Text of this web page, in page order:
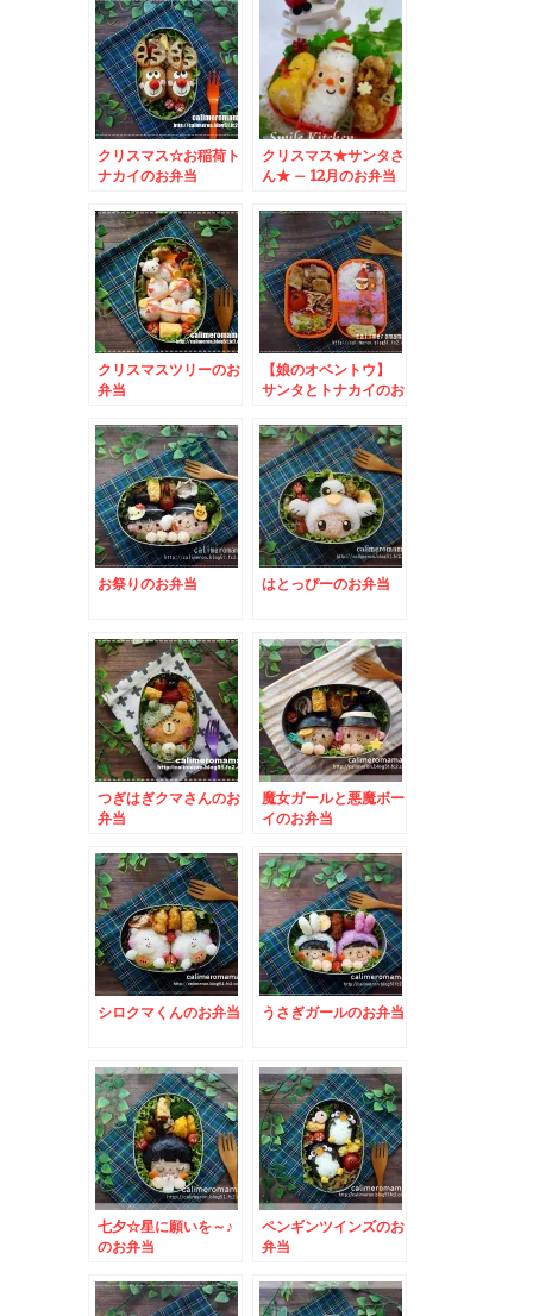
クリスマス☆お稲荷ト
ナカイのお弁当
クリスマス★サンタさ
ん★ – 12月のお弁当
まり☆
クリスマスツリーのお
弁当
【娘のオベントウ】
サンタとトナカイのお
お祭りのお弁当 はとっぴーのお弁当
つぎはぎクマさんのお
弁当
魔女ガールと悪魔ボー
イのお弁当
シロクマくんのお弁当 うさぎガールのお弁当
七夕☆星に願いを～♪
のお弁当
ペンギンツインズのお
弁当